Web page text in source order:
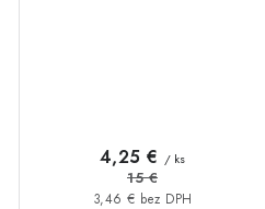
3,46 € bez DPH
4,25 € / ks
15 €